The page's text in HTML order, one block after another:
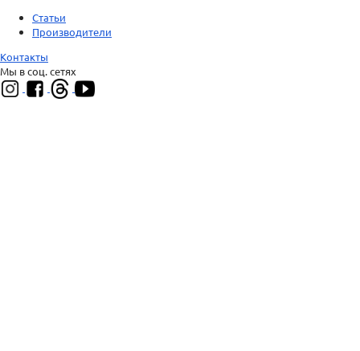
Статьи
Производители
Контакты
Мы в соц. сетях